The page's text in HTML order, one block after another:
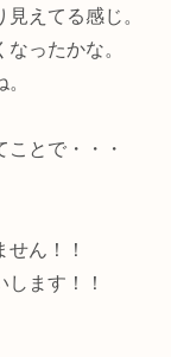
えてる感じ。
ったかな。
とで・・・
ん！！
ます！！